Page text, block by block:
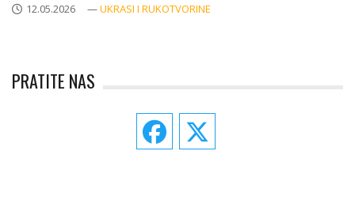
12.05.2026 —UKRASI I RUKOTVORINE
PRATITE NAS